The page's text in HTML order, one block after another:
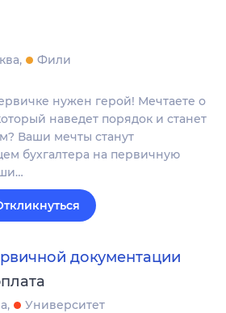
Фили
нужен герой! Мечтаете о
наведет порядок и станет
Ваши мечты станут
бухгалтера на первичную
документации
Университет